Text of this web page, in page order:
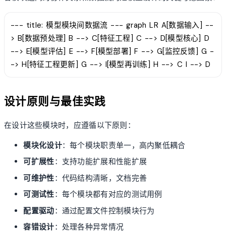
--- title: 模型模块间数据流 --- graph LR A[数据输入] --
> B[数据预处理] B --> C[特征工程] C --> D[模型核心] D
--> E[模型评估] E --> F[模型部署] F --> G[监控反馈] G -
-> H[特征工程更新] G --> I[模型再训练] H --> C I --> D
设计原则与最佳实践
在设计这些模块时，应遵循以下原则：
模块化设计：每个模块职责单一，高内聚低耦合
可扩展性：支持功能扩展和性能扩展
可维护性：代码结构清晰，文档完善
可测试性：每个模块都有对应的测试用例
配置驱动：通过配置文件控制模块行为
容错设计：处理各种异常情况